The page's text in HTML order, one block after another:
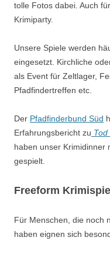
tolle Fotos dabei. Auch
Krimiparty.
Unsere Spiele werden
eingesetzt. Kirchliche
als Event für Zeltlager,
Pfadfindertreffen etc.
Der Pfadfinderbund Süd
Erfahrungsbericht zu
haben unser Krimidinner
gespielt.
Freeform
Für Menschen, die noch
haben eignen sich